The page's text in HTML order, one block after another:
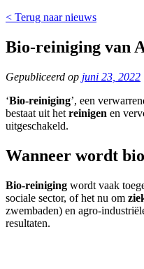
< Terug naar nieuws
Bio-reiniging van
Gepubliceerd op juni 23, 2022
‘Bio-reiniging’, een
bestaat uit het reinigen en
uitgeschakeld.
Wanneer wordt
Bio-reiniging wordt vaak
sociale sector, of het nu om
zwembaden) en agro-
resultaten.